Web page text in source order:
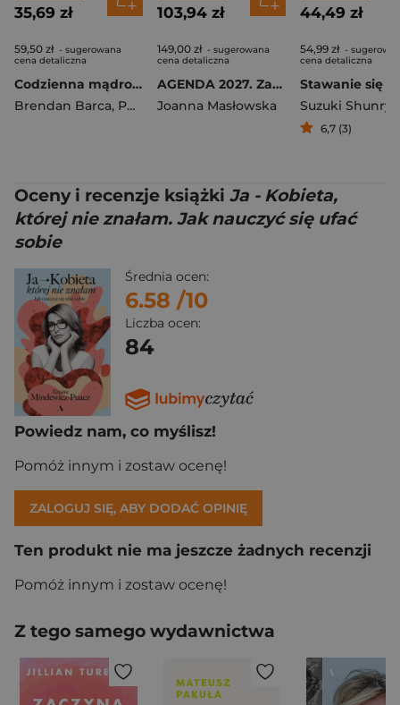
35,69 zł
59,50 zł - sugerowana
cena detaliczna
Codzienna mądrość buddyzmu.366 dni spokoju, radości i uważnego życia
Brendan Barca, Pema Sherpa
103,94 zł
149,00 zł - sugerowana
cena detaliczna
AGENDA 2027. Zaplanuj swój rok po hiszpańsku. Poziom początkujący B1-B2
Joanna Masłowska
44,49 zł
54,99 zł -
cena detaliczna
Suzuki Shunryu
6,7 (3)
Oceny i recenzje książki Ja - Kobieta,
której nie znałam. Jak nauczyć się ufać
sobie
Średnia ocen:
6.58 /10
Liczba ocen:
84
Powiedz nam, co myślisz!
Pomóż innym i zostaw ocenę!
ZALOGUJ SIĘ, ABY DODAĆ OPINIĘ
Ten produkt nie ma jeszcze żadnych recenzji
Pomóż innym i zostaw ocenę!
Z tego samego wydawnictwa